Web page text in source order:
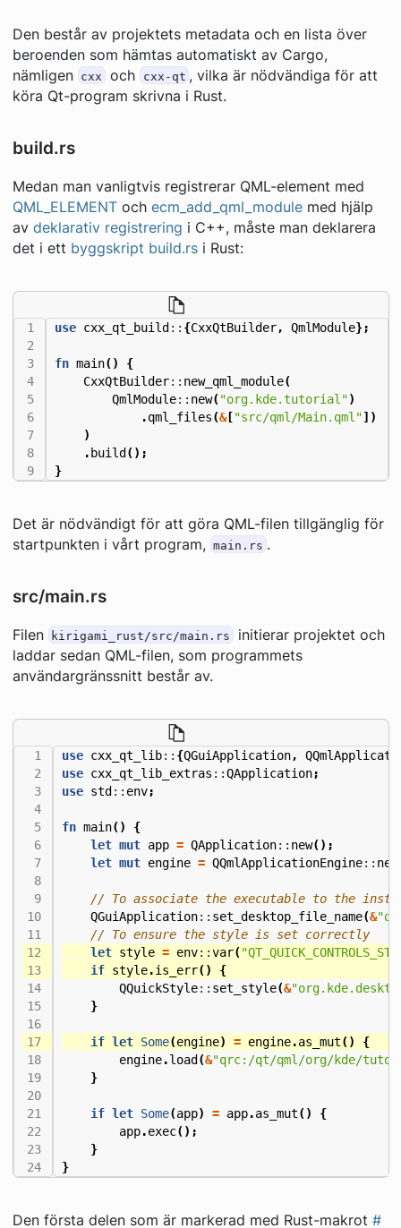
Den består av projektets metadata och en lista över
beroenden som hämtas automatiskt av Cargo,
nämligen cxx och cxx-qt , vilka är nödvändiga för att
köra Qt-program skrivna i Rust.
build.rs
Medan man vanligtvis registrerar QML-element med
QML_ELEMENToch ecm_add_qml_modulemed hjälp
av deklarativ registrering i C++, måste man deklarera
det i ett byggskript build.rsi Rust:
use cxx_qt_build :: {CxxQtBuilder, QmlModule};
fn main()
{
CxxQtBuilder:: new_qml_module(
QmlModule:: new("org.kde.tutorial")
.qml_files(&["src/qml/Main.qml"])
)
. build ();
}
Det är nödvändigt för att göra QML-filen tillgänglig för
startpunkten i vårt program, main.rs .
src/main.rs
Filen kirigami_rust/src/main.rs
initierar projektet och
laddar sedan QML-filen, som programmets
användargränssnitt består av.
use cxx_qt_lib:: {QGuiApplication,
use cxx_qt_lib_extras ::QApplication;
use std :: env;
fn main()
{
let mut app = QApplication:: new();
let mut engine = QQmlApplicationEngine:: new
QGuiApplication:: set_desktop_file_name(&
// To ensure the style is set correctly
let style = env::var(
if style.is_err()
{
QQuickStyle:: set_style(&
}
if let Some(engine) = engine.as_mut()
{
engine.load (&"qrc:/qt/qml/org/kde/
}
if let Some(app) = app.as_mut()
{
app.exec();
}
}
Den första delen som är markerad med Rust-makrot #